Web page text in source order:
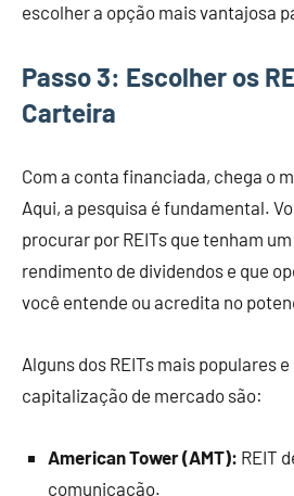
escolher a opção mais vantajosa
Passo 3: Escolher os
Carteira
Com a conta financiada, chega o
Aqui, a pesquisa é fundamental.
procurar por REITs que tenham
rendimento de dividendos e que
você entende ou acredita no
Alguns dos REITs mais populares
capitalização de mercado são:
American Tower (AMT): REIT
comunicação.